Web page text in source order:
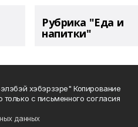
Рубрика "Еда и
напитки"
хэбэрзэре" Копирование
с письменного согласия
данных